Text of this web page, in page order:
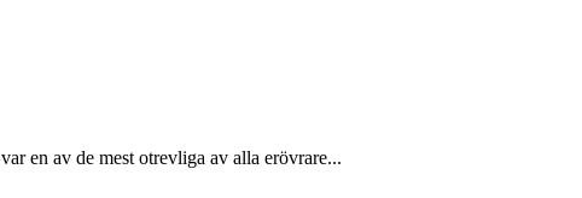
en av de mest otrevliga av alla erövrare...